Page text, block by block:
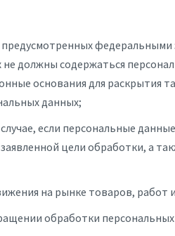
федеральными
должны содержаться
основания для раскрытия
данных;
если персональные
цели обработки, а
на рынке товаров, работ и
обработки